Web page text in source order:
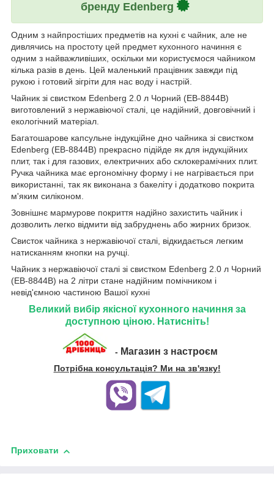
бренду Edenberg
Одним з найпростіших предметів на кухні є чайник, але не
дивлячись на простоту цей предмет кухонного начиння є
одним з найважливіших, оскільки ми користуємося чайником
кілька разів в день. Цей маленький працівник завжди під
рукою і готовий зігріти для нас воду і настрій.
Чайник зі свистком Edenberg 2.0 л Чорний (EB-8844B)
виготовлений з нержавіючої сталі, це надійний, довговічний і
екологічний матеріал.
Багатошарове капсульне індукційне дно чайника зі свистком
Edenberg (EB-8844B) прекрасно підійде як для індукційних
плит, так і для газових, електричних або склокерамічних плит.
Ручка чайника має ергономічну форму і не нагрівається при
використанні, так як виконана з бакеліту і додатково покрита
м'яким силіконом.
Зовнішнє мармурове покриття надійно захистить чайник і
дозволить легко відмити від забруднень або жирних бризок.
Свисток чайника з нержавіючої сталі, відкидається легким
натисканням кнопки на ручці.
Чайник з нержавіючої сталі зі свистком Edenberg 2.0 л Чорний
(EB-8844B) на 2 літри стане надійним помічником і
невід'ємною частиною Вашої кухні
Великий вибір якісної кухонного начиння за
доступною ціною. Натисніть!
- Магазин з настроєм
Потрібна консультація? Ми на зв'язку!
Приховати